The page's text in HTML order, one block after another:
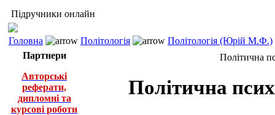
Підручники онлайн
Головна Політологія
Політологія (Юрій М.Ф.)
Партнери
Авторські
реферати,
дипломні та
курсові роботи
Політична
Політична